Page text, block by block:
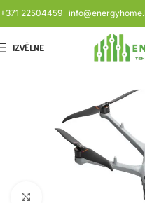
+371 22504459
IZVĒLNE
Noklikšķiniet, lai